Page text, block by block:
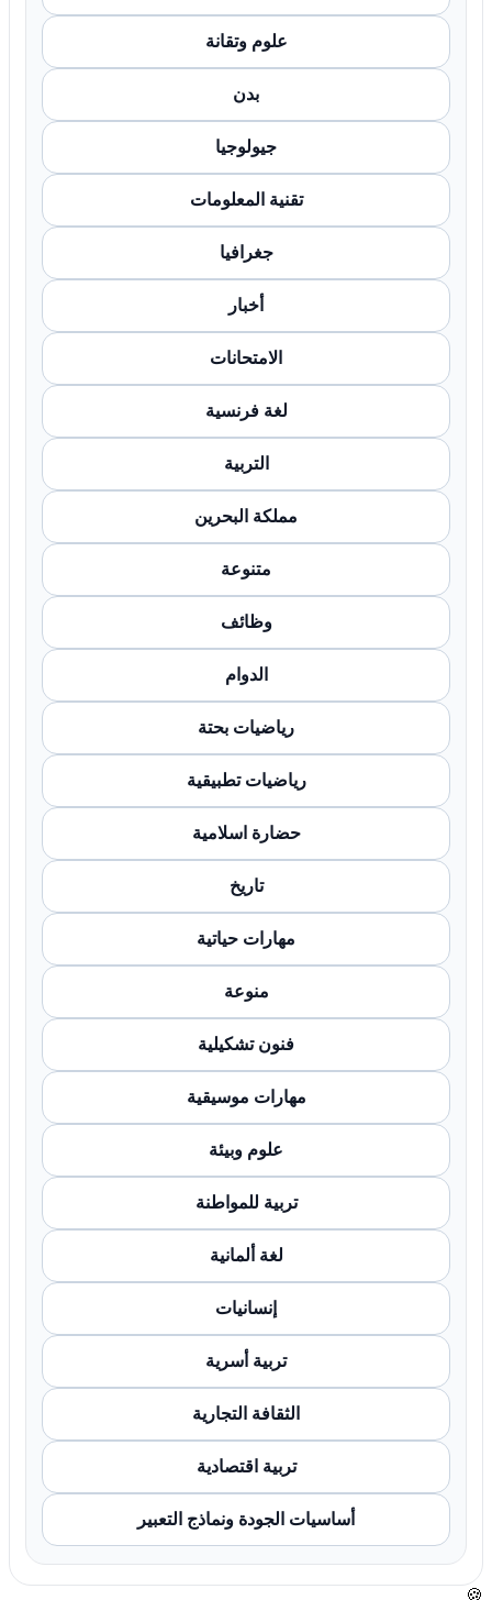
علوم وتقانة
بدن
جيولوجيا
تقنية المعلومات
جغرافيا
أخبار
الامتحانات
لغة فرنسية
التربية
مملكة البحرين
متنوعة
وظائف
الدوام
رياضيات بحتة
رياضيات تطبيقية
حضارة اسلامية
تاريخ
مهارات حياتية
منوعة
فنون تشكيلية
مهارات موسيقية
علوم وبيئة
تربية للمواطنة
لغة ألمانية
إنسانيات
تربية أسرية
الثقافة التجارية
تربية اقتصادية
أساسيات الجودة ونماذج التعبير
🍪